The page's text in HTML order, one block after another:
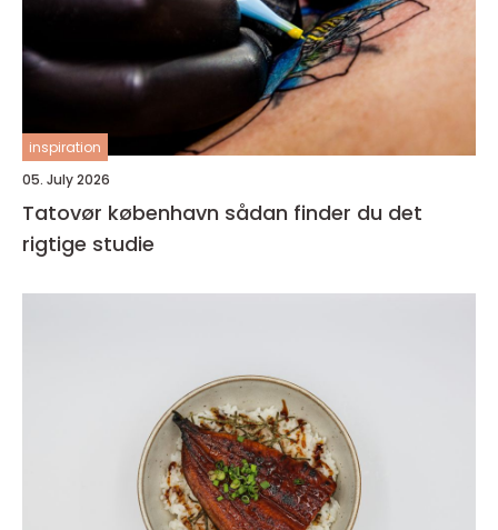
inspiration
05. July 2026
Tatovør københavn sådan finder du det
rigtige studie